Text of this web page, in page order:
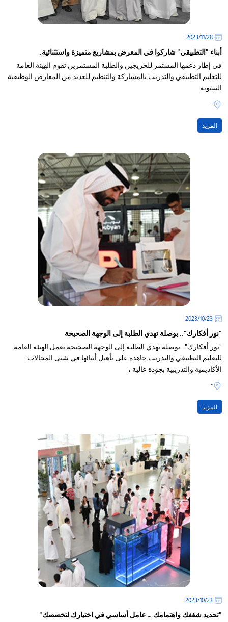
28‏/11‏/2023
أبناء "التطبيقي" شاركوا في المعرض بمشاريع متميزة واستثنائية.
في إطار دعمها المستمر للخريجين والطلبة المستمرين تقوم الهيئة العامة
للتعليم التطبيقي والتدريب بالمشاركة والتنظيم للعديد من المعارض الوظيفية
السنوية
-
المزيد
23‏/10‏/2023
"نور أفكارك".. بوصلة تهدي الطلبة إلى الوجهة الصحيحة
"نور أفكارك".. بوصلة تهدي الطلبة إلى الوجهة الصحيحة تعمل الهيئة العامة
للتعليم التطبيقي والتدريب جاهدة على تأهيل أبنائها في شتى المجالات
الأكاديمية والتدريبية بجودة عالية ،
-
المزيد
23‏/10‏/2023
"تحديد شغفك واهتمامك … عامل أساسي في اختيارك لتخصصك"